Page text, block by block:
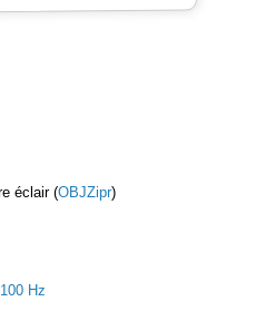
éclair (OBJZipr)
Hz